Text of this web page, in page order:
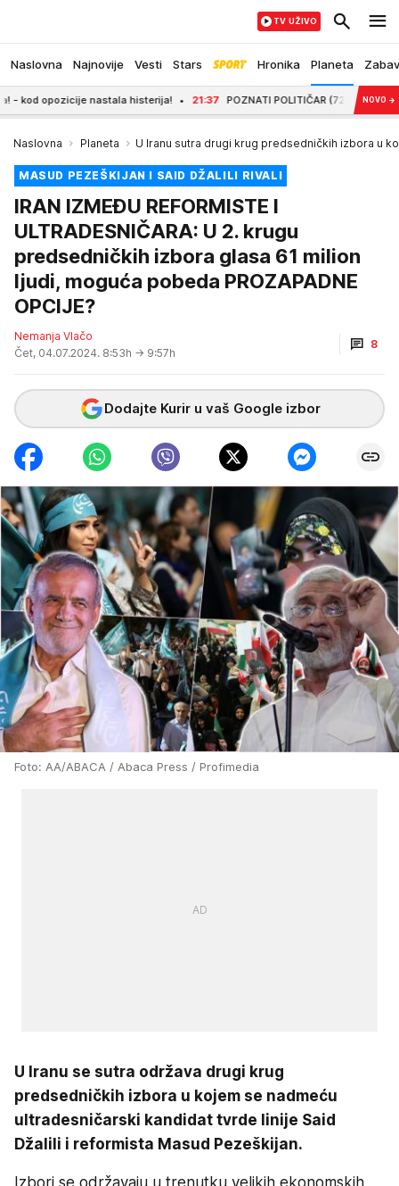
Naslovna Najnovije Vesti Stars Hronika Planeta
TV UŽIVO
nastala histerija! 21:37 POZNATI POLITIČAR (72) OŽENIO 34 GODINENOVO →
Naslovna Planeta U Iranu sutra drugi krug predsedničkih izbora u
MASUD PEZEŠKIJAN I SAID DŽALILI RIVALI
IRAN IZMEĐU REFORMISTE I
ULTRADESNIČARA: U 2. krugu
predsedničkih izbora glasa 61 milion
ljudi, moguća pobeda PROZAPADNE
OPCIJE?
Nemanja Vlačo
Čet, 04.07.2024. 8:53h → 9:57h
8
Dodajte Kurir u vaš Google izbor
Foto: AA/ABACA / Abaca Press / Profimedia
U Iranu se sutra održava drugi krug
predsedničkih izbora u kojem se nadmeću
ultradesničarski kandidat tvrde linije Said
Džalili i reformista Masud Pezeškijan.
Izbori se održavaju u trenutku velikih ekonomskih,